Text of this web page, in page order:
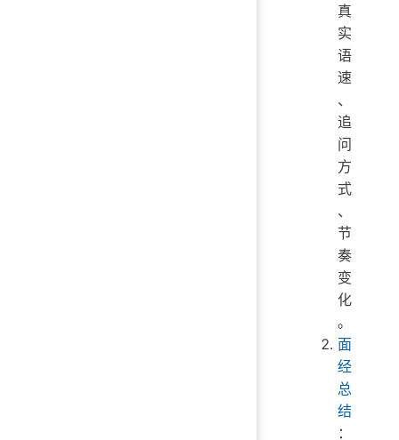
真
实
语
速
、
追
问
方
式
、
节
奏
变
化
。
面
经
总
结
：